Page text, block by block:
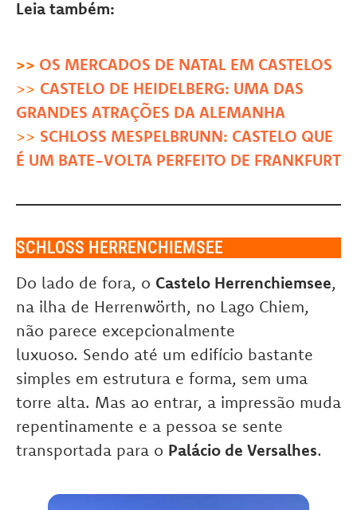
Leia também:
>> OS MERCADOS DE NATAL EM CASTELOS
>> CASTELO DE HEIDELBERG: UMA DAS
GRANDES ATRAÇÕES DA ALEMANHA
>> SCHLOSS MESPELBRUNN: CASTELO QUE
É UM BATE-VOLTA PERFEITO DE FRANKFURT
SCHLOSS HERRENCHIEMSEE
Do lado de fora, o Castelo Herrenchiemsee,
na ilha de Herrenwörth, no Lago Chiem,
não parece excepcionalmente
luxuoso. Sendo até um edifício bastante
simples em estrutura e forma, sem uma
torre alta. Mas ao entrar, a impressão muda
repentinamente e a pessoa se sente
transportada para o Palácio de Versalhes.